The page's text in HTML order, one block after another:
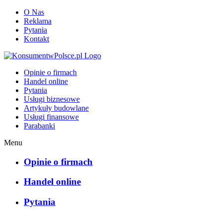
O Nas
Reklama
Pytania
Kontakt
Opinie o firmach
Handel online
Pytania
Usługi biznesowe
Artykuły budowlane
Usługi finansowe
Parabanki
Menu
Opinie o firmach
Handel online
Pytania